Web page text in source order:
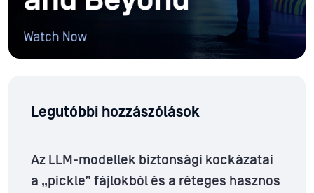
Legutóbbi hozzászólások
Az LLM-modellek biztonsági kockázatai
a „pickle” fájlokból és a réteges hasznos